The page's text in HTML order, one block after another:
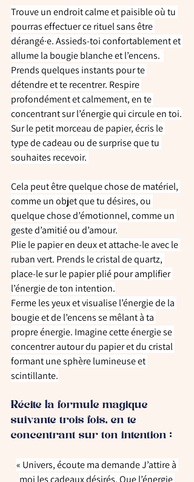
Trouve un endroit calme et paisible où tu
pourras effectuer ce rituel sans être
dérangé·e. Assieds-toi confortablement et
allume la bougie blanche et l’encens.
Prends quelques instants pour te
détendre et te recentrer. Respire
profondément et calmement, en te
concentrant sur l’énergie qui circule en toi.
Sur le petit morceau de papier, écris le
type de cadeau ou de surprise que tu
souhaites recevoir.
Cela peut être quelque chose de matériel,
comme un objet que tu désires, ou
quelque chose d’émotionnel, comme un
geste d’amitié ou d’amour.
Plie le papier en deux et attache-le avec le
ruban vert. Prends le cristal de quartz,
place-le sur le papier plié pour amplifier
l’énergie de ton intention.
Ferme les yeux et visualise l’énergie de la
bougie et de l’encens se mêlant à ta
propre énergie. Imagine cette énergie se
concentrer autour du papier et du cristal
formant une sphère lumineuse et
scintillante.
Récite la formule magique
suivante trois fois, en te
concentrant sur ton intention :
« Univers, écoute ma demande J’attire à
moi les cadeaux désirés. Que l’énergie